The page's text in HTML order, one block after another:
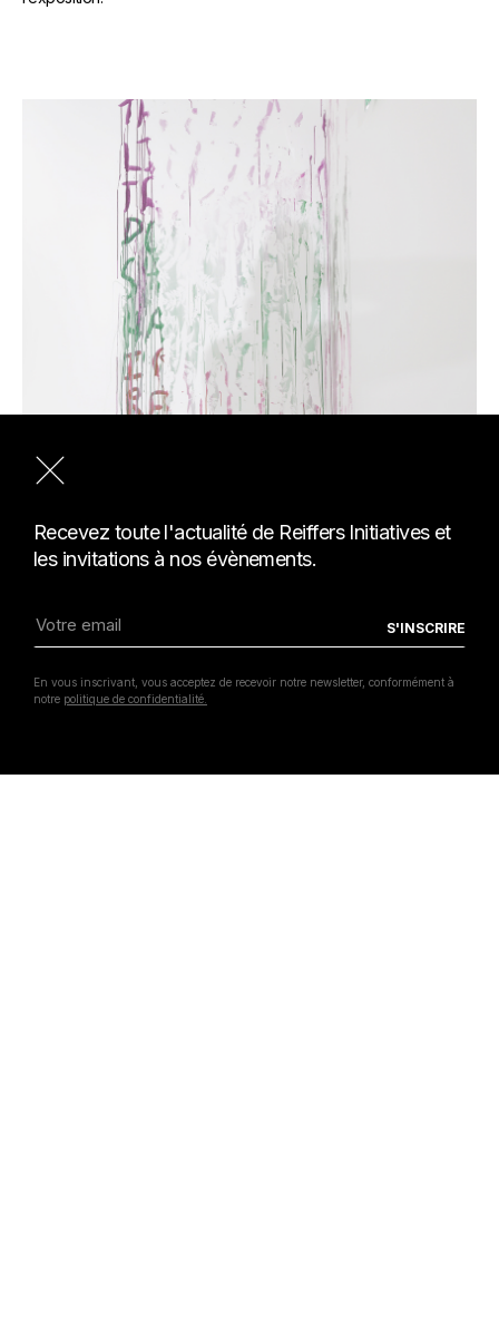
Recevez toute l'actualité de Reiffers Initiatives et
les invitations à nos évènements.
En vous inscrivant, vous acceptez de recevoir notre newsletter, conformément à
notre politique de confidentialité.